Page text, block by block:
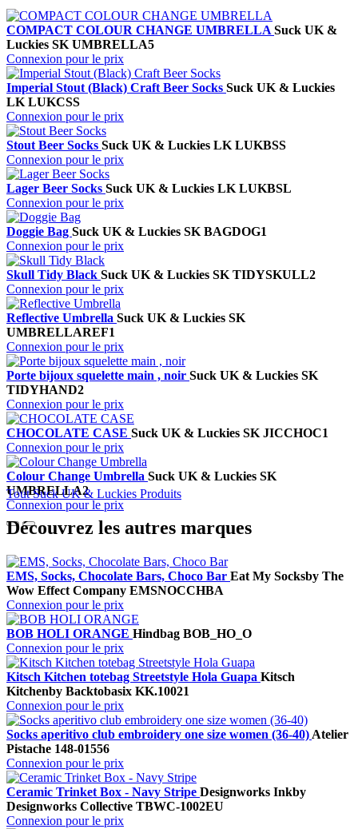
COMPACT COLOUR CHANGE UMBRELLASuck UK &
Luckies SK UMBRELLA5
Connexion pour le prix
Imperial Stout (Black) Craft Beer Socks Suck UK & Luckies
LK LUKCSS
Connexion pour le prix
Stout Beer Socks Suck UK & Luckies LK LUKBSS
Connexion pour le prix
Lager Beer Socks Suck UK & Luckies LK LUKBSL
Connexion pour le prix
Doggie Bag Suck UK & Luckies SK BAGDOG1
Connexion pour le prix
Skull Tidy Black Suck UK & Luckies SK TIDYSKULL2
Connexion pour le prix
Reflective Umbrella Suck UK & Luckies SK
UMBRELLAREF1
Connexion pour le prix
Porte bijoux squelette main , noir Suck UK & Luckies SK
TIDYHAND2
Connexion pour le prix
CHOCOLATE CASE Suck UK & Luckies SK JICCHOC1
Connexion pour le prix
Colour Change Umbrella Suck UK & Luckies SK
UMBRELLA2
Connexion pour le prix
Tout Suck UK & Luckies Produits
Découvrez les autres marques
EMS, Socks, Chocolate Bars, Choco Bar Eat My Socksby The
Wow Effect Company EMSNOCCHBA
Connexion pour le prix
BOB HOLI ORANGE Hindbag BOB_HO_O
Connexion pour le prix
Kitsch Kitchen totebag Streetstyle Hola Guapa Kitsch
Kitchenby Backtobasix KK.10021
Connexion pour le prix
Socks aperitivo club embroidery one size women (36-40) Atelier
Pistache 148-01556
Connexion pour le prix
Ceramic Trinket Box - Navy Stripe Designworks Inkby
Designworks Collective TBWC-1002EU
Connexion pour le prix